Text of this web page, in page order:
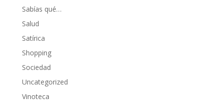
Sabías qué…
Salud
Satírica
Shopping
Sociedad
Uncategorized
Vinoteca